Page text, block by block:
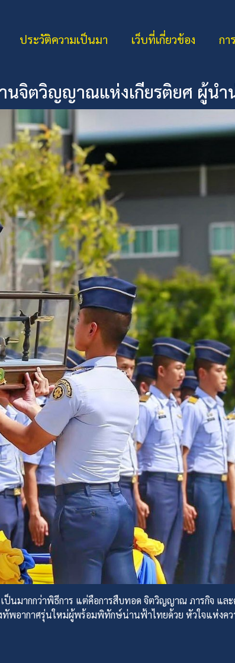
ประวัติความเป็นมา เว็บที่เกี่ยวข้อง กา
นจิตวิญญาณแห่งเกียรติยศ ผู้นำ
นมากกว่าพิธีการ แต่คือการสืบทอด จิตวิญญาณ ภารกิจ แล
พอากาศรุ่นใหม่ผู้พร้อมพิทักษ์น่านฟ้าไทยด้วย หัวใจแห่งคว